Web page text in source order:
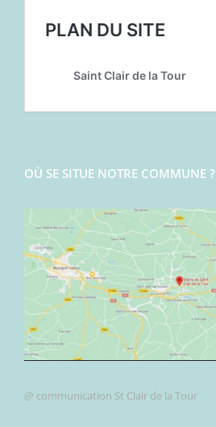
OÙ SE SITUE NOTRE COMMUNE ?
@ communication St Clair de la Tour